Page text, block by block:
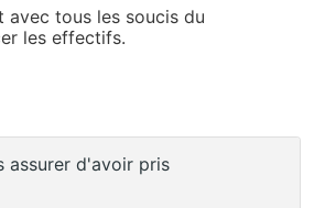
avec tous les soucis du
les effectifs.
assurer d'avoir pris